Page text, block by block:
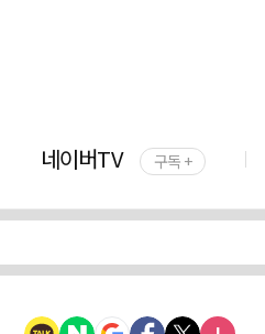
네이버TV 구독 +